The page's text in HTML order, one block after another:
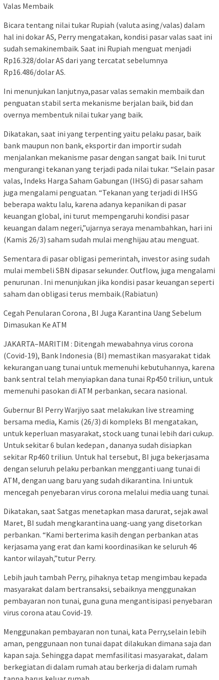
Valas Membaik
Bicara tentang nilai tukar Rupiah (valuta asing/valas) dalam
hal ini dokar AS, Perry mengatakan, kondisi pasar valas saat ini
sudah semakinembaik. Saat ini Rupiah menguat menjadi
Rp16.328/dolar AS dari yang tercatat sebelumnya
Rp16.486/dolar AS.
Ini menunjukan lanjutnya,pasar valas semakin membaik dan
penguatan stabil serta mekanisme berjalan baik, bid dan
overnya membentuk nilai tukar yang baik.
Dikatakan, saat ini yang terpenting yaitu pelaku pasar, baik
bank maupun non bank, eksportir dan importir sudah
menjalankan mekanisme pasar dengan sangat baik. Ini turut
mengurangi tekanan yang terjadi pada nilai tukar. “Selain pasar
valas, Indeks Harga Saham Gabungan (IHSG) di pasar saham
juga mengalami penguatan. “Tekanan yang terjadi di IHSG
beberapa waktu lalu, karena adanya kepanikan di pasar
keuangan global, ini turut mempengaruhi kondisi pasar
keuangan dalam negeri,”ujarnya seraya menambahkan, hari ini
(Kamis 26/3) saham sudah mulai menghijau atau menguat.
Sementara di pasar obligasi pemerintah, investor asing sudah
mulai membeli SBN dipasar sekunder. Outflow, juga mengalami
penurunan . Ini menunjukan jika kondisi pasar keuangan seperti
saham dan obligasi terus membaik.(Rabiatun)
Cegah Penularan Corona , BI Juga Karantina Uang Sebelum
Dimasukan Ke ATM
JAKARTA–MARITIM : Ditengah mewabahnya virus corona
(Covid-19), Bank Indonesia (BI) memastikan masyarakat tidak
kekurangan uang tunai untuk memenuhi kebutuhannya, karena
bank sentral telah menyiapkan dana tunai Rp450 triliun, untuk
memenuhi pasokan di ATM perbankan, secara nasional.
Gubernur BI Perry Warjiyo saat melakukan live streaming
bersama media, Kamis (26/3) di kompleks BI mengatakan,
untuk keperluan masyarakat, stock uang tunai lebih dari cukup.
Untuk sekitar 6 bulan kedepan , dananya sudah disiapkan
sekitar Rp460 triliun. Untuk hal tersebut, BI juga bekerjasama
dengan seluruh pelaku perbankan mengganti uang tunai di
ATM, dengan uang baru yang sudah dikarantina. Ini untuk
mencegah penyebaran virus corona melalui media uang tunai.
Dikatakan, saat Satgas menetapkan masa darurat, sejak awal
Maret, BI sudah mengkarantina uang-uang yang disetorkan
perbankan. “Kami berterima kasih dengan perbankan atas
kerjasama yang erat dan kami koordinasikan ke seluruh 46
kantor wilayah,”tutur Perry.
Lebih jauh tambah Perry, pihaknya tetap mengimbau kepada
masyarakat dalam bertransaksi, sebaiknya menggunakan
pembayaran non tunai, guna guna mengantisipasi penyebaran
virus corona atau Covid-19.
Menggunakan pembayaran non tunai, kata Perry,selain lebih
aman, penggunaan non tunai dapat dilakukan dimana saja dan
kapan saja. Sehingga dapat memfasilitasi masyarakat, dalam
berkegiatan di dalam rumah atau berkerja di dalam rumah